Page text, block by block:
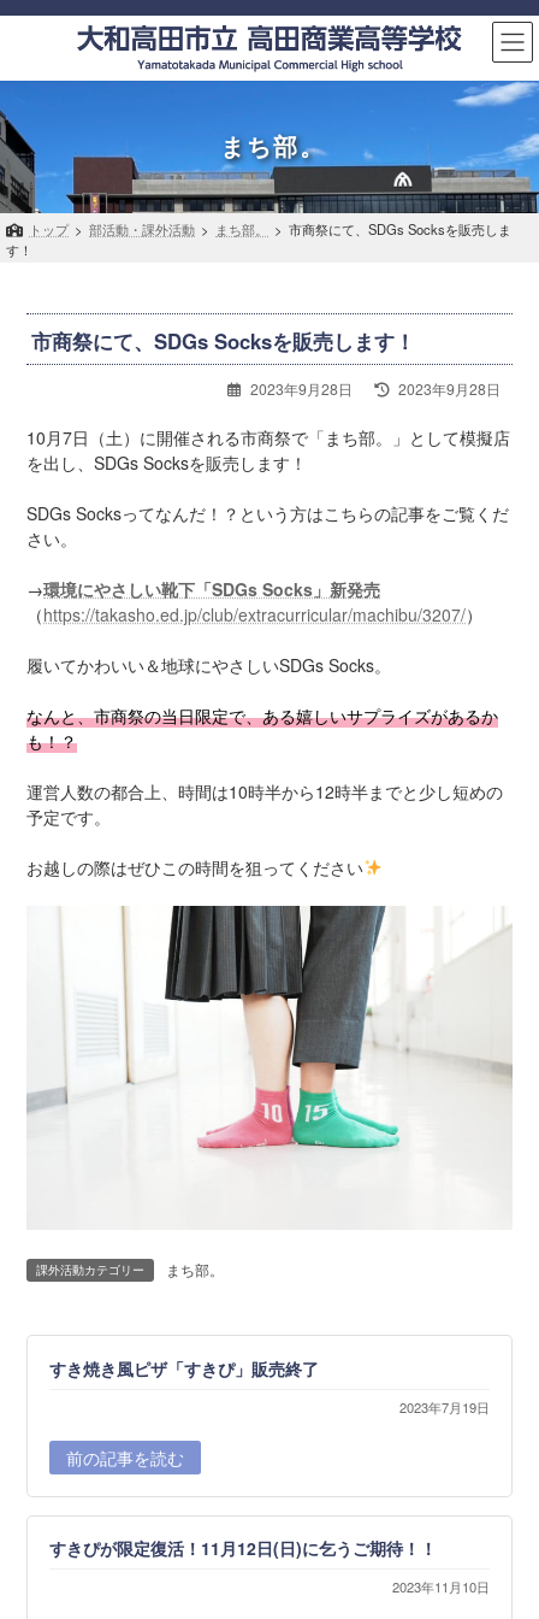
コ
ン
ツ
へ
ス
キ
ッ
プ
ナ
ー
シ
ョ
ン
に
移
動
まち部。
トップ > 部活動・課外活動 > まち部。 > 市商祭にて、SDGs Socksを販売しま
す！
市商祭にて、SDGs Socksを販売します！
2023年9月28日
最
新
:
2023年9月28日
10月7日（土）に開催される市商祭で「まち部。」として模擬店
を出し、SDGs Socksを販売します！
SDGs Socksってなんだ！？という方はこちらの記事をご覧くだ
さい。
→環境にやさしい靴下「SDGs Socks」新発売
（https://takasho.ed.jp/club/extracurricular/machibu/3207/）
履いてかわいい＆地球にやさしいSDGs Socks。
なんと、市商祭の当日限定で、ある嬉しいサプライズがあるか
も！？
運営人数の都合上、時間は10時半から12時半までと少し短めの
予定です。
お越しの際はぜひこの時間を狙ってください
課外活動カテゴリー まち部。
すき焼き風ピザ「すきぴ」販売終了
2023年7月19日
前の記事を読む
すきぴが限定復活！11月12日(日)に乞うご期待！！
2023年11月10日